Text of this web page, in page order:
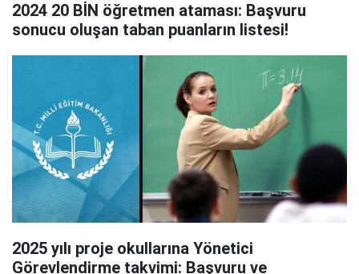
2024 20 BİN öğretmen ataması: Başvuru
sonucu oluşan taban puanların listesi!
2025 yılı proje okullarına Yönetici
Görevlendirme takvimi: Başvuru ve